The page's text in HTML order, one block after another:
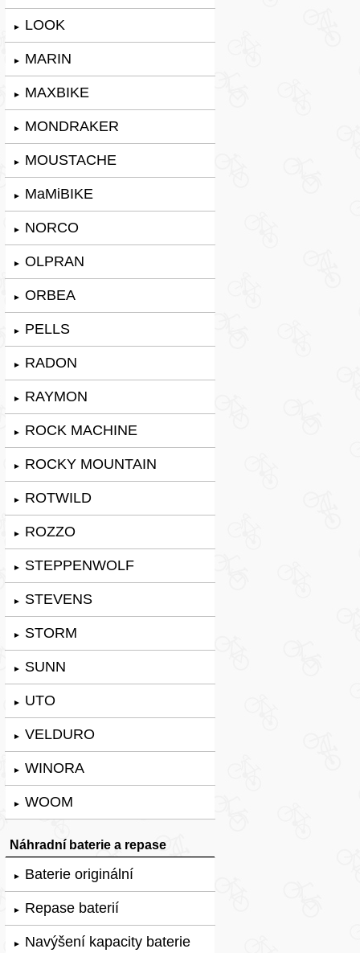
► LOOK
► MARIN
► MAXBIKE
► MONDRAKER
► MOUSTACHE
► MaMiBIKE
► NORCO
► OLPRAN
► ORBEA
► PELLS
► RADON
► RAYMON
► ROCK MACHINE
► ROCKY MOUNTAIN
► ROTWILD
► ROZZO
► STEPPENWOLF
► STEVENS
► STORM
► SUNN
► UTO
► VELDURO
► WINORA
► WOOM
Náhradní baterie a repase
► Baterie originální
► Repase baterií
► Navýšení kapacity baterie